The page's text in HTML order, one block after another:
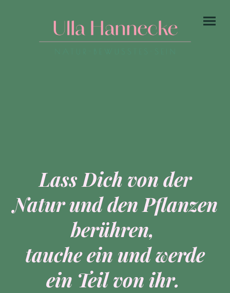
Lass Dich von der
Natur und den Pflanzen
berühren,
tauche ein und werde
ein Teil von ihr.